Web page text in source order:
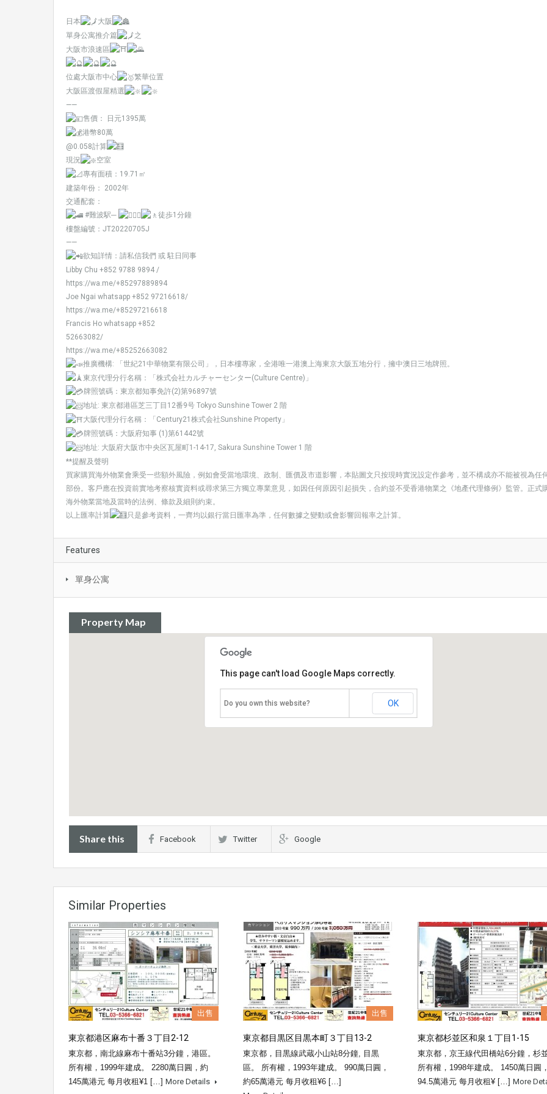
日本
大阪
單身公寓推介篇
之
大阪市浪速區
位處大阪市中心
繁華位置
大阪區渡假屋精選
——
售價： 日元1395萬
港幣80萬
@0.058計算
現況
空室
專有面積：19.71㎡
建築年份： 2002年
交通配套：
#難波駅─
徒歩1分鐘
樓盤編號：JT20220705J
——
欲知詳情：請私信我們 或 駐日同事
Libby Chu +852 9788 9894 /
https://wa.me/+85297889894
Joe Ngai whatsapp +852 97216618/
https://wa.me/+85297216618
Francis Ho whatsapp +852
52663082/
https://wa.me/+85252663082
推廣機構: 「世紀21中華物業有限公司」，日本樓專家，全港唯一港澳上海東京大阪五地分行，擁中澳日三地牌照。
東京代理分行名稱：「株式会社カルチャーセンター(Culture Centre)」
牌照號碼：東京都知事免許(2)第96897號
地址: 東京都港區芝三丁目12番9号 Tokyo Sunshine Tower 2 階
大阪代理分行名稱：「Century21株式会社Sunshine Property」
牌照號碼：大阪府知事 (1)第61442號
地址: 大阪府大阪市中央区瓦屋町1-14-17, Sakura Sunshine Tower 1 階
**提醒及聲明
買家購買海外物業會乘受一些額外風險，例如會受當地環境、政制、匯價及市道影響，本貼圖文只按現時實況設定作參考，並不構成亦不能被視為任
部份。客戶應在投資前實地考察核實資料或尋求第三方獨立專業意見，如因任何原因引起損失，合約並不受香港物業之《地產代理條例》監管。正式
海外物業當地及當時的法例、條款及細則約束。
以上匯率計算
只是參考資料，一齊均以銀行當日匯率為準，任何數據之變動或會影響回報率之計算。
Features
單身公寓
Property Map
This page can't load Google Maps correctly.
Do you own this website? OK
Share this Facebook Twitter Google
Similar Properties
出售
東京都港区麻布十番３丁目2-12
東京都，南北線麻布十番站3分鐘，港區。
所有權，1999年建成。 2280萬日圓，約
145萬港元 每月收租¥1 […] More Details
出售
東京都目黒区目黒本町３丁目13-2
東京都，目黒線武蔵小山站8分鐘, 目黒
區。 所有權，1993年建成。 990萬日圓，
約65萬港元 每月收租¥6 […]
東京都杉並区和泉１丁目1-15
東京都，京王線代田橋站6分鐘，杉並
所有權，1998年建成。 1450萬日圓
94.5萬港元 每月收租¥ […] More